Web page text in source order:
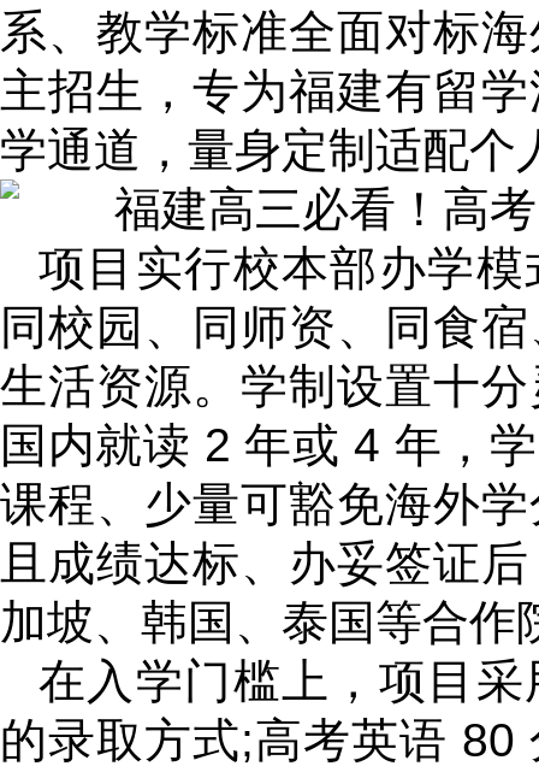
系、教学标准全面对标
主招生，专为福建有留
学通道，量身定制适配个
项目实行校本部办学
同校园、同师资、同食
生活资源。学制设置十
国内就读 2 年或 4 年，
课程、少量可豁免海外
且成绩达标、办妥签证
加坡、韩国、泰国等合
在入学门槛上，项目
的录取方式;高考英语 80